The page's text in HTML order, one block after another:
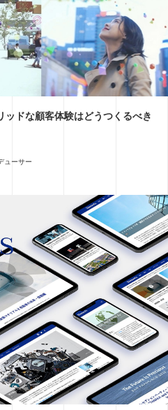
ッドな顧客体験はどうつくるべき
ューサー